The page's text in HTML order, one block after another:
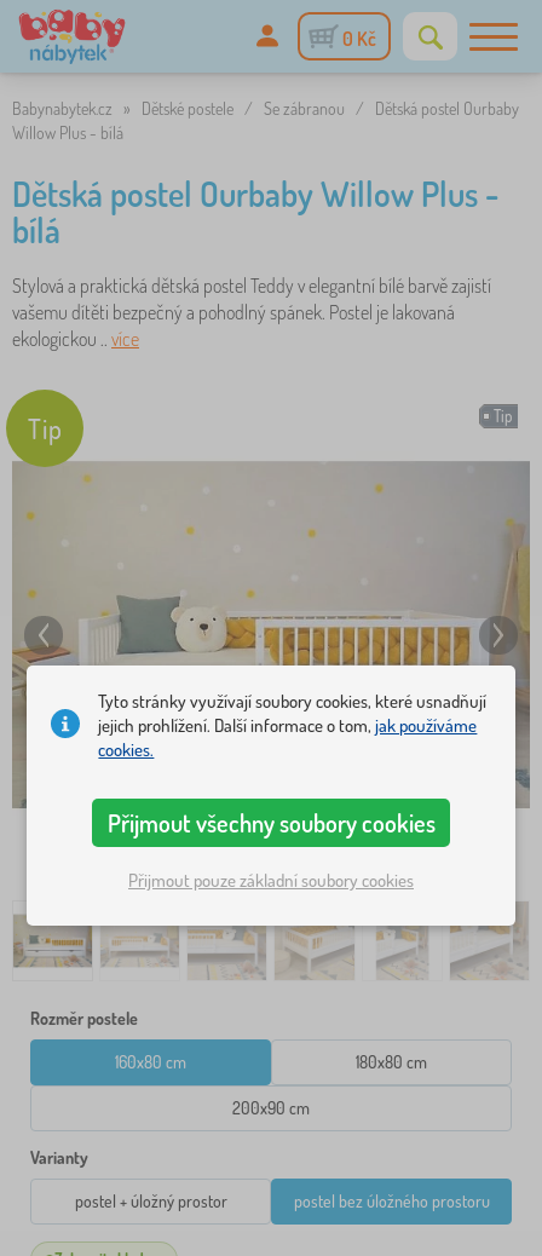
0 Kč
Babynabytek.cz » Dětské postele / Se zábranou /
Dětská postel Ourbaby
Willow Plus - bílá
Dětská postel Ourbaby Willow Plus -
bílá
Stylová a praktická dětská postel Teddy v elegantní bílé barvě zajistí
vašemu dítěti bezpečný a pohodlný spánek. Postel je lakovaná
ekologickou .. více
Tip
Tip
Rozměr postele
160x80 cm 180x80 cm
200x90 cm
Varianty
postel + úložný prostor postel bez úložného prostoru
Tyto stránky využívají soubory cookies, které usnadňují
jejich prohlížení. Další informace o tom,jak používáme
cookies.
Přijmout všechny soubory cookies
Přijmout pouze základní soubory cookies